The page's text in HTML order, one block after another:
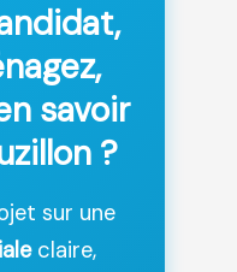
savoir
?
sur une
claire,